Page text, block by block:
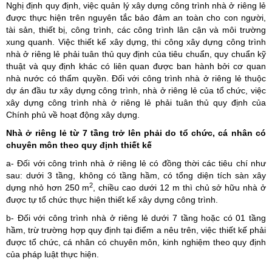
Nghị định quy định, việc quản lý xây dựng công trình nhà ở riêng lẻ
được thực hiện trên nguyên tắc bảo đảm an toàn cho con người,
tài sản, thiết bị, công trình, các công trình lân cận và môi trường
xung quanh. Việc thiết kế xây dựng, thi công xây dựng công trình
nhà ở riêng lẻ phải tuân thủ quy định của tiêu chuẩn, quy chuẩn kỹ
thuật và quy định khác có liên quan được ban hành bởi cơ quan
nhà nước có thẩm quyền. Đối với công trình nhà ở riêng lẻ thuộc
dự án đầu tư xây dựng công trình, nhà ở riêng lẻ của tổ chức, việc
xây dựng công trình nhà ở riêng lẻ phải tuân thủ quy định của
Chính phủ về hoạt động xây dựng.
Nhà ở riêng lẻ từ 7 tầng trở lên phải do tổ chức, cá nhân có
chuyên môn theo quy định thiết kế
a- Đối với công trình nhà ở riêng lẻ có đồng thời các tiêu chí như
sau: dưới 3 tầng, không có tầng hầm, có tổng diện tích sàn xây
dựng nhỏ hơn 250 m2
, chiều cao dưới 12 m thì chủ sở hữu nhà ở
được tự tổ chức thực hiện thiết kế xây dựng công trình.
b- Đối với công trình nhà ở riêng lẻ dưới 7 tầng hoặc có 01 tầng
hầm, trừ trường hợp quy định tại điểm a nêu trên, việc thiết kế phải
được tổ chức, cá nhân có chuyên môn, kinh nghiệm theo quy định
của pháp luật thực hiện.